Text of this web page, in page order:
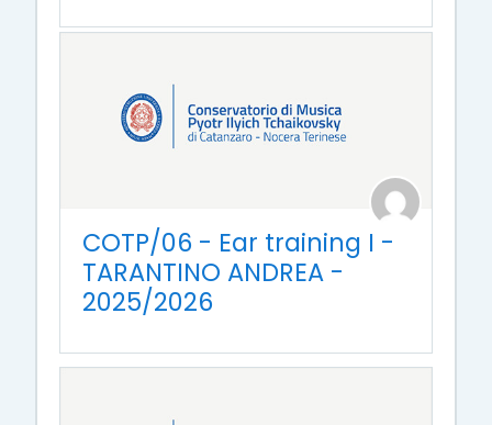
COTP/06 - Ear training I -
TARANTINO ANDREA -
2025/2026